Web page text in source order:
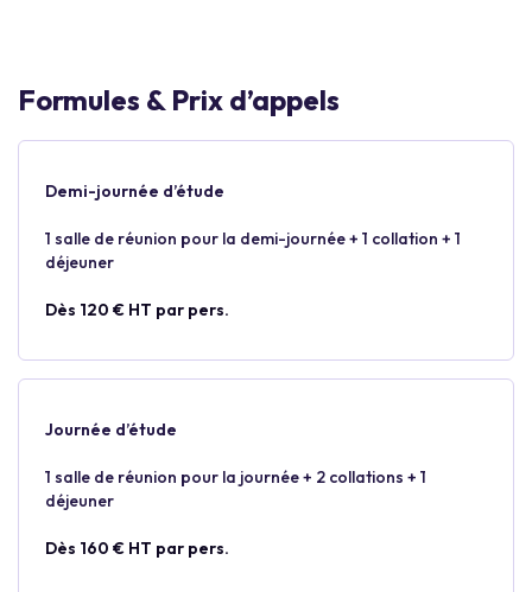
Formules & Prix d’appels
Demi-journée d’étude
1 salle de réunion pour la demi-journée + 1 collation + 1
déjeuner
Dès 120 € HT par pers.
Journée d’étude
1 salle de réunion pour la journée + 2 collations + 1
déjeuner
Dès 160 € HT par pers.